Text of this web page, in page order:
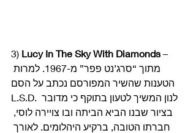
3) Lucy In The Sky With Diamonds –
מתוך “סרג’נט פפר” מ-1967. למרות
הטענות שהשיר המפורסם נכתב על הסם
L.S.D. לנון המשיך לטעון בתוקף כי מדובר
בציור שבנו הביא הביתה ובו צויירה לוסי,
חברתו הטובה, ברקיע היהלומים. לאורך